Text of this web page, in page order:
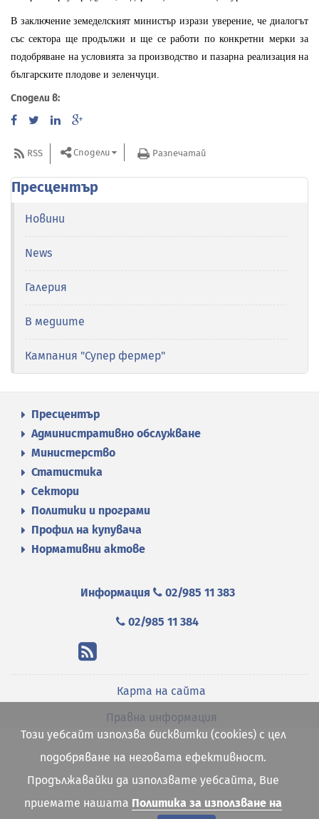
В заключение земеделският министър изрази уверение, че диалогът
със сектора ще продължи и ще се работи по конкретни мерки за
подобряване на условията за производство и пазарна реализация на
българските плодове и зеленчуци.
Сподели в:
RSS Сподели Разпечатай
Пресцентър
Новини
News
Галерия
В медиите
Кампания "Супер фермер"
Пресцентър
Административно обслужване
Министерство
Статистика
Сектори
Политики и програми
Профил на купувача
Нормативни актове
Информация 02/985 11 383
02/985 11 384
Карта на сайта
Правна информация
Този уебсайт използва бисквитки (cookies) с цел
подобряване на неговата ефективност.
Продължавайки да използвате уебсайта, Вие
приемате нашата Политика за използване на